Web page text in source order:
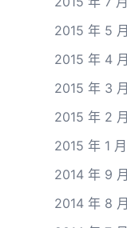
2015 年 5 月
2015 年 4 月
2015 年 3 月
2015 年 2 月
2015 年 1 月
2014 年 9 月
2014 年 8 月